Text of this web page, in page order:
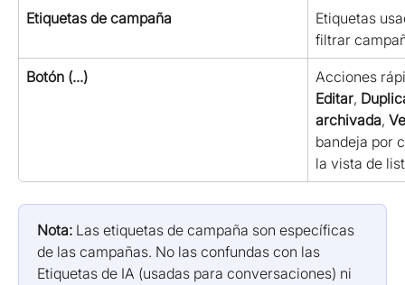
Etiquetas de campaña
Etiquetas
filtrar
Botón (...)
Acciones
Editar,
archivada,
bandeja por
la vista de
Nota: Las etiquetas de campaña son específicas
de las campañas. No las confundas con las
Etiquetas de IA (usadas para conversaciones) ni